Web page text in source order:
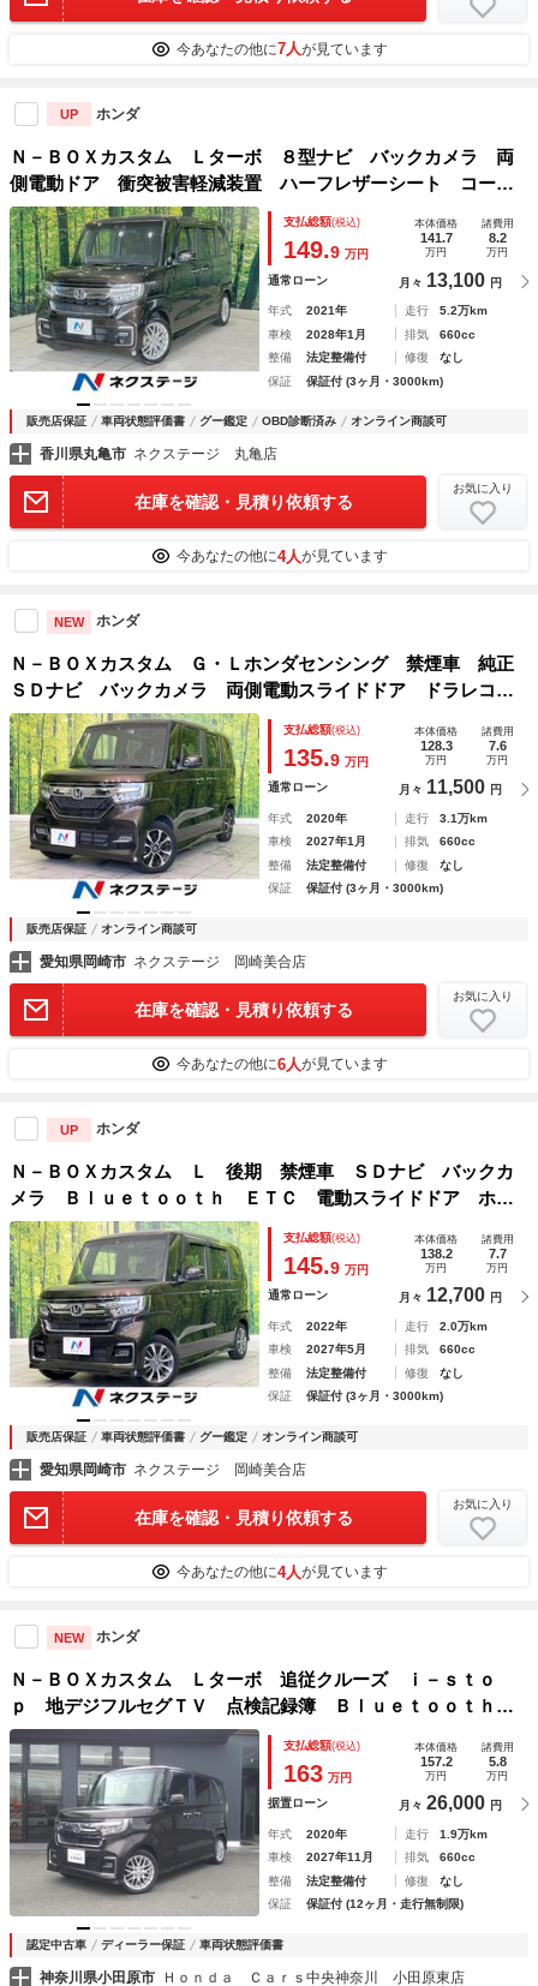
今あなたの他に7人が見ています
UP ホンダ
Ｎ－ＢＯＸカスタム Ｌターボ ８型ナビ バックカメラ 両
側電動ドア 衝突被害軽減装置 ハーフレザーシート コーナ
ーセンサー スマートキー ＬＥＤヘッド ビルトインＥＴ
Ｃ 純正１５インチアルミ オートハイビーム 禁煙車
支払総額(税込)
149.9 万円
本体価格
141.7
万円
諸費用
8.2
万円
通常ローン 月々 13,100 円
年式 2021年 走行
5.2万km
車検
2028年1月 排気
660cc
整備
法定整備付 修復
なし
保証
保証付 (3ヶ月・3000km)
販売店保証 車両状態評価書 グー鑑定 OBD診断済み オンライン商談可
香川県丸亀市 ネクステージ 丸亀店
在庫を確認・見積り依頼する
お気に入り
今あなたの他に4人が見ています
NEW ホンダ
Ｎ－ＢＯＸカスタム Ｇ・Ｌホンダセンシング 禁煙車 純正
ＳＤナビ バックカメラ 両側電動スライドドア ドラレコ
ＥＴＣ Ｂｌｕｅｔｏｏｔｈ再生 アダプティブクルーズ ホ
ンダセンシング シートヒーター（前席）車線逸脱警報 純正
１４インチアルミ
支払総額(税込)
135.9 万円
本体価格
128.3
万円
諸費用
7.6
万円
通常ローン 月々 11,500 円
年式 2020年 走行
3.1万km
車検
2027年1月 排気
660cc
整備
法定整備付 修復
なし
保証
保証付 (3ヶ月・3000km)
販売店保証 オンライン商談可
愛知県岡崎市 ネクステージ 岡崎美合店
在庫を確認・見積り依頼する
お気に入り
今あなたの他に6人が見ています
UP ホンダ
Ｎ－ＢＯＸカスタム Ｌ 後期 禁煙車 ＳＤナビ バックカ
メラ Ｂｌｕｅｔｏｏｔｈ ＥＴＣ 電動スライドドア ホン
ダセンシング アダプティブクルーズ レーンアシスト ＬＥ
Ｄヘッド コーナーセンサー シートヒーター
支払総額(税込)
145.9 万円
本体価格
138.2
万円
諸費用
7.7
万円
通常ローン 月々 12,700 円
年式 2022年 走行
2.0万km
車検
2027年5月 排気
660cc
整備
法定整備付 修復
なし
保証
保証付 (3ヶ月・3000km)
販売店保証 車両状態評価書 グー鑑定 オンライン商談可
愛知県岡崎市 ネクステージ 岡崎美合店
在庫を確認・見積り依頼する
お気に入り
今あなたの他に4人が見ています
NEW ホンダ
Ｎ－ＢＯＸカスタム Ｌターボ 追従クルーズ ｉ－ｓｔｏ
ｐ 地デジフルセグＴＶ 点検記録簿 Ｂｌｕｅｔｏｏｔｈ対
応 Ｒカメ スマートキ Ａライト 車線維持支援システム
ＵＳＢ サイドエアバッグ ターボエンジン シートヒータ
支払総額(税込)
163 万円
本体価格
157.2
万円
諸費用
5.8
万円
据置ローン 月々 26,000 円
年式 2020年 走行
1.9万km
車検
2027年11月 排気
660cc
整備
法定整備付 修復
なし
保証
保証付 (12ヶ月・走行無制限)
認定中古車 ディーラー保証 車両状態評価書
神奈川県小田原市 Ｈｏｎｄａ Ｃａｒｓ中央神奈川 小田原東店